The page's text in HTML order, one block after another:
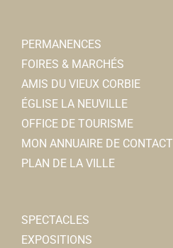
PERMANENCES
FOIRES & MARCHÉS
AMIS DU VIEUX CORBIE
ÉGLISE LA NEUVILLE
OFFICE DE TOURISME
MON ANNUAIRE DE CONTACT
PLAN DE LA VILLE
SPECTACLES
EXPOSITIONS